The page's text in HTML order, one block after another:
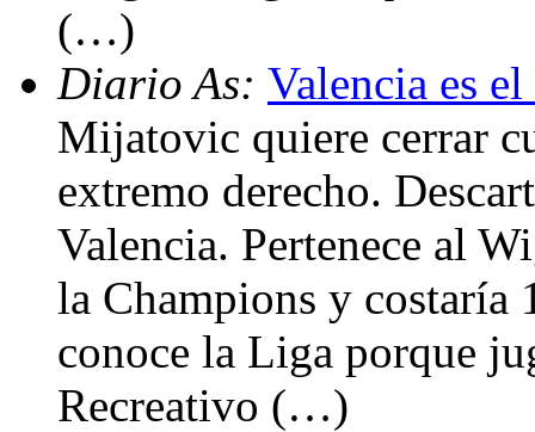
(…)
Diario As: Valencia es
Mijatovic quiere cerrar
extremo derecho.
Valencia. Pertenece al
la Champions y costaría
conoce la Liga porque
Recreativo (…)